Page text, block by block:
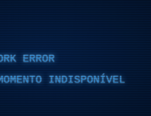
ERROR
INDISPONÍVEL